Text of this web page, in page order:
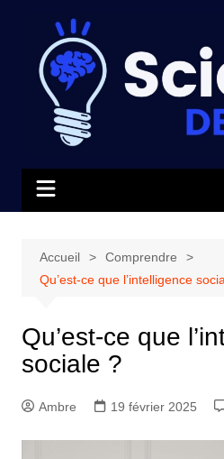
contenu
Accueil
Comprendre
Qu’est-ce que l’intelligence
Qu’est-ce que
sociale ?
Ambre 19 février 2025